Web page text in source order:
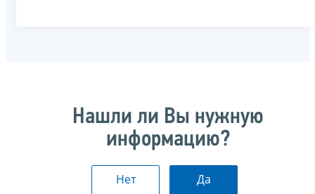
Нашли ли Вы нужную
информацию?
Нет Да